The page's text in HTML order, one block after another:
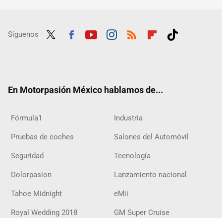
Síguenos
En Motorpasión México hablamos de...
Fórmula1 Industria
Pruebas de coches Salones del Automóvil
Seguridad Tecnología
Dolorpasion Lanzamiento nacional
Tahoe Midnight eMii
Royal Wedding 2018 GM Super Cruise